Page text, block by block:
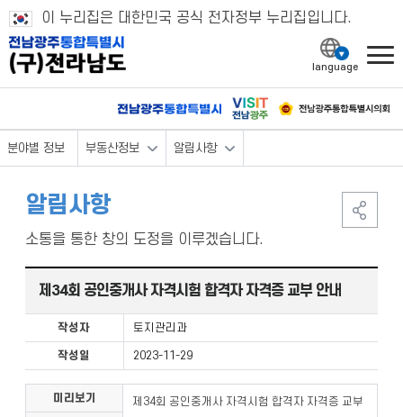
이 누리집은 대한민국 공식 전자정부 누리집입니다.
분야별 정보 부동산정보 알림사항
알림사항
소통을 통한 창의 도정을 이루겠습니다.
제34회 공인중개사 자격시험 합격자 자격증 교부 안내
작성자 토지관리과
작성일 2023-11-29
제34회 공인중개사 자격시험 합격자 자격증 교부
미리보기